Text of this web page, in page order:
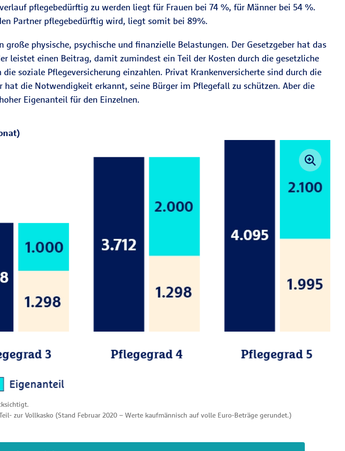
pflegebedürftig zu werden liegt für Frauen bei 74 %, für Männer bei 54 %.
Partner pflegebedürftig wird, liegt somit bei 89%.
physische, psychische und finanzielle Belastungen. Der Gesetzgeber hat das
leistet einen Beitrag, damit zumindest ein Teil der Kosten durch die gesetzliche
soziale Pflegeversicherung einzahlen. Privat Krankenversicherte sind durch die
die Notwendigkeit erkannt, seine Bürger im Pflegefall zu schützen. Aber die
Eigenanteil für den Einzelnen.
zur Vollkasko (Stand Februar 2020 – Werte kaufmännisch auf volle Euro-Beträge gerundet.)